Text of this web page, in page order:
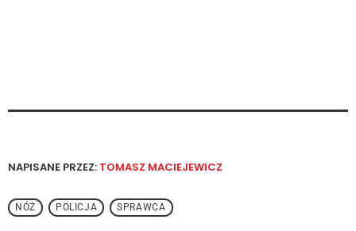
NAPISANE PRZEZ: TOMASZ MACIEJEWICZ
NÓŻ POLICJA SPRAWCA